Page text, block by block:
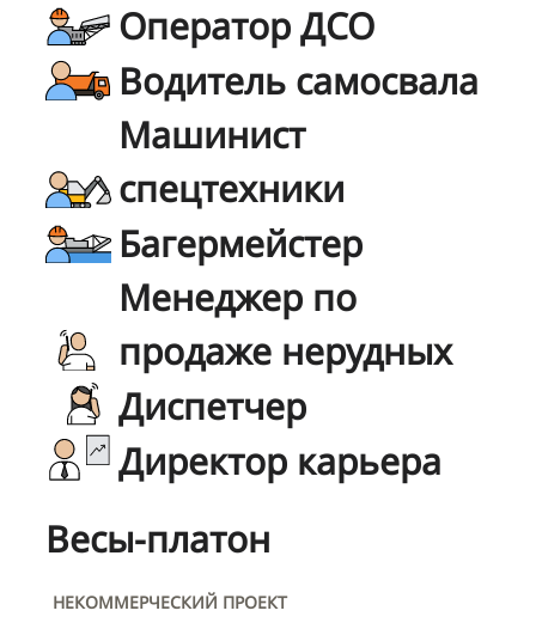
Оператор ДСО
Водитель самосвала
Машинист
спецтехники
Багермейстер
Менеджер по
продаже нерудных
Диспетчер
Директор карьера
Весы-платон
НЕКОММЕРЧЕСКИЙ ПРОЕКТ